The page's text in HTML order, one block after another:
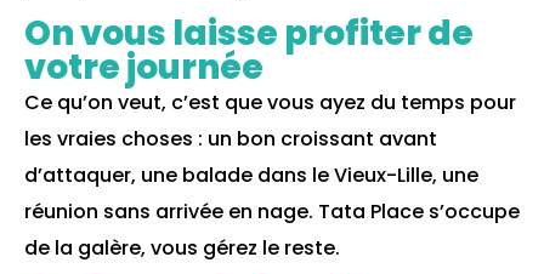
On vous laisse profiter de
votre journée
Ce qu’on veut, c’est que vous ayez du temps pour
les vraies choses : un bon croissant avant
d’attaquer, une balade dans le Vieux-Lille, une
réunion sans arrivée en nage. Tata Place s’occupe
de la galère, vous gérez le reste.